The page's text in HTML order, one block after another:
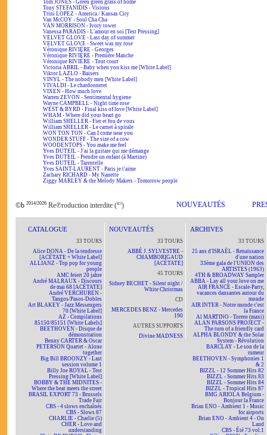
Tom JONES - Green green grass of home
Tony STEFANIDIS - Visions
Trini LOPEZ - America / Kansas City
Van McCOY - Soul Cha Cha
VAN MORRISON - Ivory tower
Vanessa PARADIS - L'amour en soi [Test Pressing]
VELVET GLOVE - Last day of summer
VELVET GLOVE - Sweet was my rose
Véronique RIVIÈRE - Georges
Véronique RIVIÈRE - Première Manche
Véronique RIVIÈRE - Tout court
Victoria ABRIL - Baby when you kiss me [White Label]
Viktor LAZLO - Baisers
VINYL - The nobody men [White Label]
VIVALDI - Le chardonneret
VIXEN - How much love
Warren ZEVON - Sentimental hygiene
Wayne CAMPBELL - Night time rose
WEST & BYRD - Final kiss of love [White Label]
WHAM - Where did your heart go
William SHELLER - Fier et fou de vous
William SHELLER - Le carnet à spirale
WON TON TON - Can I come near you
WONDER STUFF - The size of a cow
WOODENTOPS - You make me feel
Yves DUTEIL - J'ai la guitare qui me démange
Yves DUTEIL - Prendre un enfant (à Martine)
Yves DUTEIL - Tarentelle
Yves SAINT-LAURENT - Paris je t'aime
Zachary RICHARD - My Nanette
Ziggy MARLEY & the Melody Makers - Tomorrow people
©b 2014/2026 Re℗roduction interdite (ici) NOUVEAUTÉS
CATALOGUE
33 TOURS
Alice DONA - De la tendresse
[ACÉTATE + White Label]
ALLIANZ - Top pop for young
people
AMC feiert 20 jahre
André MALRAUX - Discours
de mai 68 [ACÉTATE]
André VERCHUREN -
Tangos/Pasos-Dobles
Art BLAKEY - Jazz Messengers
70 [White Label]
AZ - Compilations
85150/85151 [White Labels]
BEETHOVEN - Disque de
démonstration
Benny CARTER & Oscar
PETERSON Quartet - Alone
together
Big Bill BROONZY - Last
session volume 1
Billy Joe ROYAL - Test
Pressing [White Label]
BOBBY & THE MIDNITES -
Where the beat meets the street
BRASIL EXPORT 73 - Brussels
Trade Fair
CBS - 4 slows enchaînés
CBS - Slows 87
CHARLIE - Charlie (5)
CHER - Love and
understanding
NOUVEAUTÉS
33 TOURS
ABBÉ J. SYLVESTRE -
CHAMBORIGAUD
[ACÉTATE]
45 TOURS
Sidney BECHET - Silent night /
White Christmas
CD
MERCEDES BENZ - Mercedes
190
AUTRES SUPPORTS
Divine MADNESS
ARCHIVES
33 TOURS
25 ans d'ISRAËL - Renaissance
d'une nation
33ème gala de l'UNION des
ARTISTES (1963)
4TH & BROADWAY Sampler
ABBA - Lay all your love on me
AIR FRANCE - Escale-Party,
vacances dansantes autour du
monde
AIR INTER - Notre monde c'est
la France
Al MARTINO - Torero (maxi)
ALAN PARSONS PROJECT -
The turn of a friendly card
ALPHA BLONDY & the Solar
System - Révolution
BARCLAY - Le son de la
rumeur
BEETHOVEN - Symphonies 1
& 2
BIZZL - 12 Sommer Hits 82
BIZZL - Sommer Hits 83
BIZZL - Sommer Hits 84
BIZZL - Tropical Hits 87
BMG ARIOLA Belgium -
Bonjour la France
Brian ENO - Ambient 1 - Music
for airports
Brian ENO - Ambient 4 - On
Land
CBS - Été 73 vol.1